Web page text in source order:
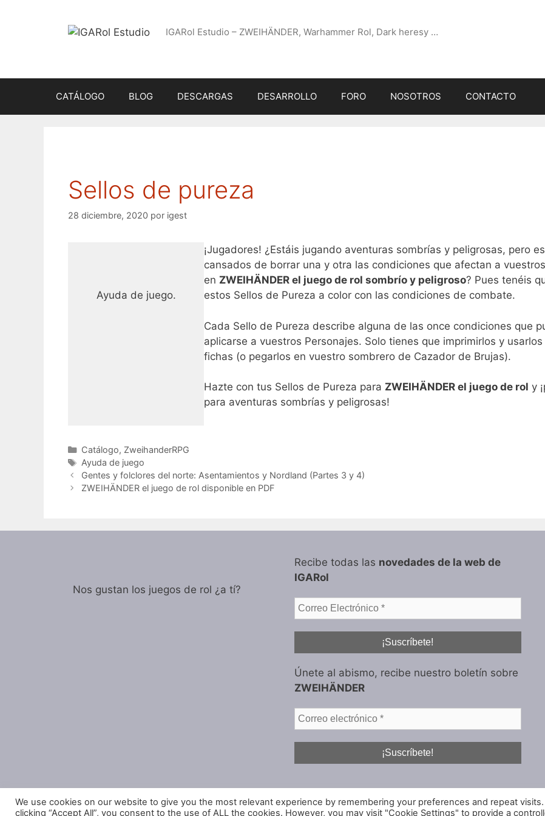
IGARol Estudio – ZWEIHÄNDER, Warhammer Rol, Dark heresy …
CATÁLOGO BLOG DESCARGAS DESARROLLO FORO NOSOTROS CONTACTO
Sellos de pureza
28 diciembre, 2020 por igest
Ayuda de juego.
¡Jugadores! ¿Estáis jugando aventuras sombrías y peligrosas, pero
cansados de borrar una y otra las condiciones que afectan a
en ZWEIHÄNDER el juego de rol sombrío y peligroso? Pues tenéis
estos Sellos de Pureza a color con las condiciones de combate.
Cada Sello de Pureza describe alguna de las once condiciones que
aplicarse a vuestros Personajes. Solo tienes que imprimirlos y
fichas (o pegarlos en vuestro sombrero de Cazador de Brujas).
Hazte con tus Sellos de Pureza para ZWEIHÄNDER el juego de rol y
para aventuras sombrías y peligrosas!
Categorías
Catálogo, ZweihanderRPG
Etiquetas
Ayuda de juego
Gentes y folclores del norte: Asentamientos y Nordland (Partes 3 y 4)
ZWEIHÄNDER el juego de rol disponible en PDF
Nos gustan los juegos de rol ¿a tí?
Recibe todas las novedades de la web de
IGARol
Únete al abismo, recibe nuestro boletín sobre
ZWEIHÄNDER
We use cookies on our website to give you the most relevant experience by remembering your preferences and repeat
clicking “Accept All”, you consent to the use of ALL the cookies. However, you may visit "Cookie Settings" to provide a